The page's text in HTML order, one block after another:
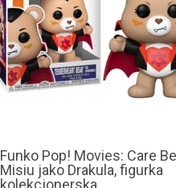
Funko Pop! Movies: Care
Misiu jako Drakula, figurka
kolekcjonerska